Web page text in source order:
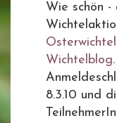
Wie schön -
Wichtelblog.
8.3.10 und